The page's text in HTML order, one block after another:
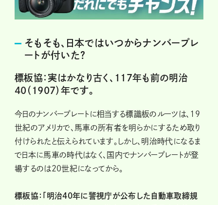
そもそも、日本ではいつからナンバープレ
ートが付いた？
標板協：実はかなり古く、117年も前の明治
40（1907）年です。
今日のナンバープレートに相当する標識板のルーツは、19
世紀のアメリカで、馬車の所有者を明らかにするため取り
付けられたと伝えられています。しかし、明治時代になるま
で日本に馬車の時代はなく、国内でナンバープレートが登
場するのは20世紀になってから。
標板協：「明治40年に警視庁が公布した自動車取締規